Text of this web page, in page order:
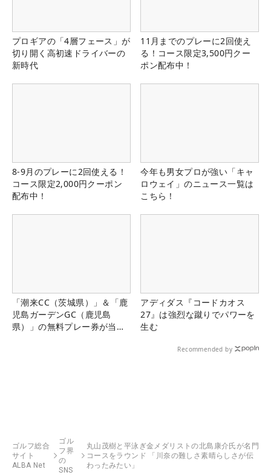
プロギアの「4層フェース」が
切り開く高初速ドライバーの
新時代
11月までのプレーに2回使え
る！コース限定3,500円クー
ポン配布中！
8-9月のプレーに2回使える！
コース限定2,000円クーポン
配布中！
今年も男女プロが強い「キャ
ロウェイ」のニュース一覧は
こちら！
「潮来CC（茨城県）」＆「鹿
児島ガーデンGC（鹿児島
県）」の無料プレー券が当た
アディダス『コードカオス
27』は強烈な蹴りでパワーを
生む
Recommended by
ゴルフ総合
サイト
ALBA Net
ゴル
フ界
の
SNS
丸山茂樹と平泳ぎ金メダリストの北島康介氏が名門
コースをラウンド 「川奈の難しさ素晴らしさが伝
わったみたい」